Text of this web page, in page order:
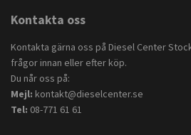
Kontakta oss
Kontakta gärna oss på Diesel Center
frågor innan eller efter köp.
Du når oss på:
Mejl: kontakt@dieselcenter.se
Tel: 08-771 61 61